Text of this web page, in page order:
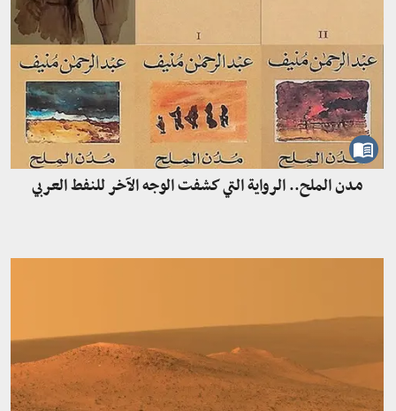
مدن الملح.. الرواية التي كشفت الوجه الآخر للنفط العربي